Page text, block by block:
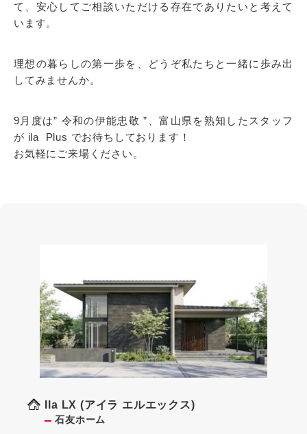
て、安心してご相談いただける存在でありたいと考えて
います。
理想の暮らしの第一歩を、どうぞ私たちと一緒に歩み出
してみませんか。
9月度は” 令和の伊能忠敬 ”、富山県を熟知したスタッフ
が ila Plus でお待ちしております！
お気軽にご来場ください。
Ila LX (アイラ エルエックス)
石友ホーム